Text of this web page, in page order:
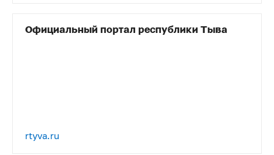
Официальный портал республики Тыва
rtyva.ru